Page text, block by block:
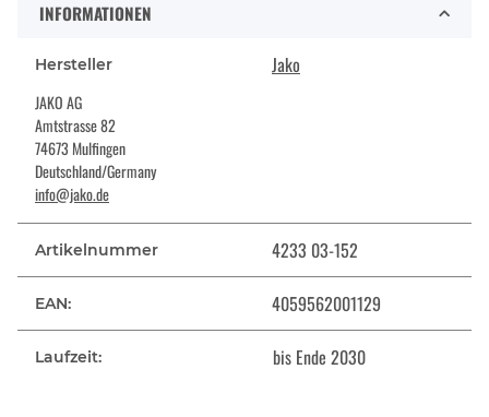
INFORMATIONEN
Hersteller Jako
JAKO AG
Amtstrasse 82
74673 Mulfingen
Deutschland/Germany
info@jako.de
Artikelnummer 4233 03-152
EAN: 4059562001129
Laufzeit: bis Ende 2030